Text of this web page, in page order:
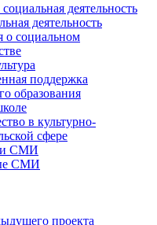
деятельность
деятельность
о социальном
поддержка
образования
в культурно-
сфере
и СМИ
СМИ
проекта